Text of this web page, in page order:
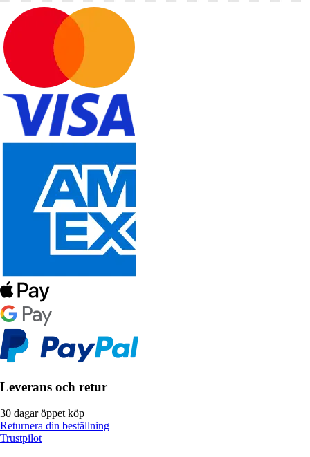
Leverans och retur
30 dagar öppet köp
Returnera din beställning
Trustpilot